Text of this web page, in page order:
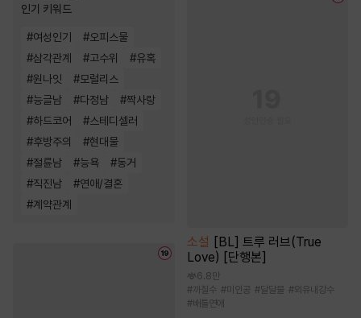
인기 키워드
#여성인기 #오피스물
#삼각관계 #고수위 #유혹
#원나잇 #모럴리스
#능글남 #다정남 #짝사랑
#하드코어 #스테디셀러
#후방주의 #현대물
#절륜남 #능욕 #동거
#직진남 #연애/결혼
#계약관계
소설
[BL] 트루 러브(True
Love) [단행본]
6.8만
#까칠수 #미인공 #달달물 #외유내강수
#배틀연애